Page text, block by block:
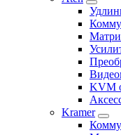
KVM
Kramer